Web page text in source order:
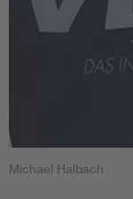
Michael Halbach